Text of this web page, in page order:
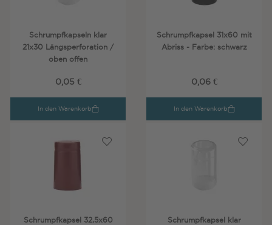
Schrumpfkapseln klar
21x30 Längsperforation /
oben offen
0,05 €
In den Warenkorb
Schrumpfkapsel 31x60 mit
Abriss - Farbe: schwarz
0,06 €
In den Warenkorb
Schrumpfkapsel 32,5x60
Schrumpfkapsel klar